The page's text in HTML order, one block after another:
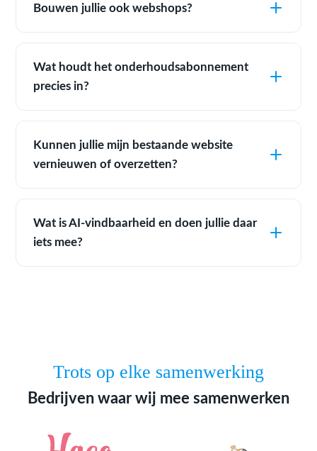
Bouwen jullie ook webshops?
Wat houdt het onderhoudsabonnement
precies in?
Kunnen jullie mijn bestaande website
vernieuwen of overzetten?
Wat is AI-vindbaarheid en doen jullie daar
iets mee?
Trots op elke samenwerking
Bedrijven waar wij mee samenwerken